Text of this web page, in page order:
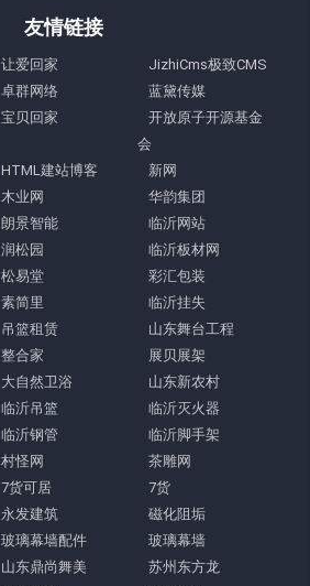
友情链接
让爱回家
JizhiCms极致CMS
卓群网络
蓝黛传媒
宝贝回家
开放原子开源基金
会
HTML建站博客
新网
木业网
华韵集团
朗景智能
临沂网站
润松园
临沂板材网
松易堂
彩汇包装
素简里
临沂挂失
吊篮租赁
山东舞台工程
整合家
展贝展架
大自然卫浴
山东新农村
临沂吊篮
临沂灭火器
临沂钢管
临沂脚手架
村怪网
茶雕网
7货可居
7货
永发建筑
磁化阻垢
玻璃幕墙配件
玻璃幕墙
山东鼎尚舞美
苏州东方龙